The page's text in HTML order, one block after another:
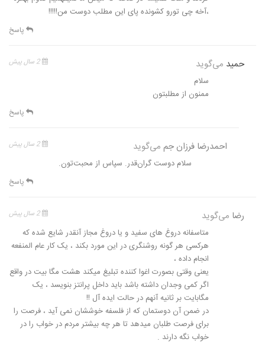
،آخه چی تورو کشونده پای این مطلب دوست من!!!!!
پاسخ
حمید می‌گوید
سلام
ممنون از مطلبتون
پاسخ
احمدرضا فرزان جم می‌گوید
سلام دوست گران‌قدر. سپاس از محبت‌تون.
پاسخ
رضا می‌گوید
متاسفانه دروغ های سفید و یا دروغ مجاز آنقدر شایع شده که
هرکسی هر گونه روشنگری در این مورد بکند ، یک کار عام المنفعه
انجام داده ،
یعنی وقتی بصورت اغوا کننده تبلیغ میکند هشت مگا بیت در واقع
اگر کمی وجدان داشته باشد باید داخل پرانتز بنویسد ، یک
مگابایت بر ثانیه آنهم در حالت ایده آل !!
در ضمن آن دوستمان که از فلسفه خوششان نمی آید ، فرصت را
برای فرصت طلبان میدهد تا هر چه بیشتر مردم در خواب را در
خواب نگه دارند .